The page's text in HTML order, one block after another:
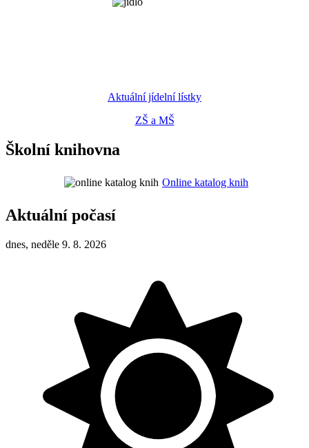
Aktuální jídelní lístky
ZŠ a MŠ
Školní knihovna
Online katalog knih
Aktuální počasí
dnes, neděle 9. 8. 2026